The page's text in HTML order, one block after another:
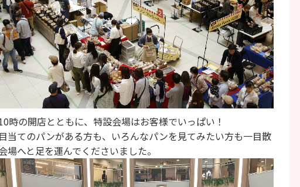
時の開店とともに、特設会場はお客様でいっぱい！
当てのパンがある方も、いろんなパンを見てみたい方も一目散
場へと足を運んでくださいました。